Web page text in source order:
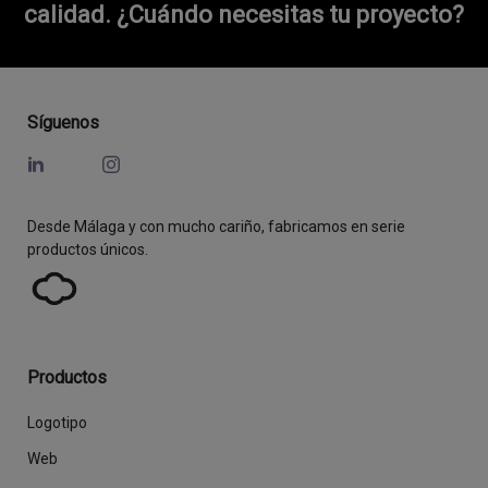
calidad. ¿Cuándo necesitas tu proyecto?
Síguenos
Desde Málaga y con mucho cariño, fabricamos en serie
productos únicos.
Productos
Logotipo
Web